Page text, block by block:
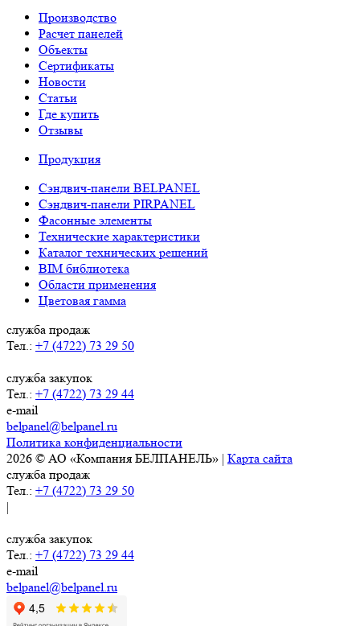
Производство
Расчет панелей
Объекты
Сертификаты
Новости
Статьи
Где купить
Отзывы
Продукция
Сэндвич-панели BELPANEL
Сэндвич-панели PIRPANEL
Фасонные элементы
Технические характеристики
Каталог технических решений
BIM библиотека
Области применения
Цветовая гамма
служба продаж
Тел.: +7 (4722) 73 29 50
служба закупок
Тел.: +7 (4722) 73 29 44
e-mail
belpanel@belpanel.ru
Политика конфиденциальности
2026 © АО «Компания БЕЛПАНЕЛЬ» | Карта сайта
служба продаж
Тел.: +7 (4722) 73 29 50
|
служба закупок
Тел.: +7 (4722) 73 29 44
e-mail
belpanel@belpanel.ru